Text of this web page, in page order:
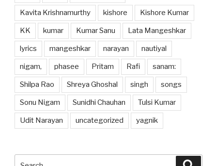
Kavita Krishnamurthy kishore Kishore Kumar
KK kumar Kumar Sanu Lata Mangeshkar
lyrics mangeshkar narayan nautiyal
nigam, phasee Pritam Rafi sanam:
Shilpa Rao Shreya Ghoshal singh songs
Sonu Nigam Sunidhi Chauhan Tulsi Kumar
Udit Narayan uncategorized yagnik